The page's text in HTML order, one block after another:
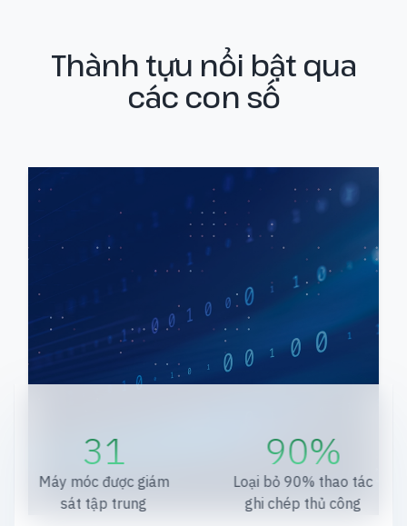
Thành tựu nổi bật qua
các con số
31
Máy móc được giám
sát tập trung
90%
Loại bỏ 90% thao tác
ghi chép thủ công